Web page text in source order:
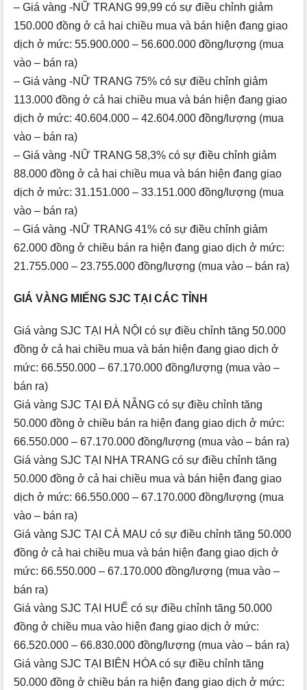
– Giá vàng -NỮ TRANG 99,99 có sự điều chỉnh giảm
150.000 đồng ở cả hai chiều mua và bán hiện đang giao
dịch ở mức: 55.900.000 – 56.600.000 đồng/lượng (mua
vào – bán ra)
– Giá vàng -NỮ TRANG 75% có sự điều chỉnh giảm
113.000 đồng ở cả hai chiều mua và bán hiện đang giao
dịch ở mức: 40.604.000 – 42.604.000 đồng/lượng (mua
vào – bán ra)
– Giá vàng -NỮ TRANG 58,3% có sự điều chỉnh giảm
88.000 đồng ở cả hai chiều mua và bán hiện đang giao
dịch ở mức: 31.151.000 – 33.151.000 đồng/lượng (mua
vào – bán ra)
– Giá vàng -NỮ TRANG 41% có sự điều chỉnh giảm
62.000 đồng ở chiều bán ra hiện đang giao dịch ở mức:
21.755.000 – 23.755.000 đồng/lượng (mua vào – bán ra)
GIÁ VÀNG MIẾNG SJC TẠI CÁC TỈNH
Giá vàng SJC TẠI HÀ NỘI có sự điều chỉnh tăng 50.000
đồng ở cả hai chiều mua và bán hiện đang giao dịch ở
mức: 66.550.000 – 67.170.000 đồng/lượng (mua vào –
bán ra)
Giá vàng SJC TẠI ĐÀ NẴNG có sự điều chỉnh tăng
50.000 đồng ở chiều bán ra hiện đang giao dịch ở mức:
66.550.000 – 67.170.000 đồng/lượng (mua vào – bán ra)
Giá vàng SJC TẠI NHA TRANG có sự điều chỉnh tăng
50.000 đồng ở cả hai chiều mua và bán hiện đang giao
dịch ở mức: 66.550.000 – 67.170.000 đồng/lượng (mua
vào – bán ra)
Giá vàng SJC TẠI CÀ MAU có sự điều chỉnh tăng 50.000
đồng ở cả hai chiều mua và bán hiện đang giao dịch ở
mức: 66.550.000 – 67.170.000 đồng/lượng (mua vào –
bán ra)
Giá vàng SJC TẠI HUẾ có sự điều chỉnh tăng 50.000
đồng ở chiều mua vào hiện đang giao dịch ở mức:
66.520.000 – 66.830.000 đồng/lượng (mua vào – bán ra)
Giá vàng SJC TẠI BIÊN HÒA có sự điều chỉnh tăng
50.000 đồng ở chiều bán ra hiện đang giao dịch ở mức: